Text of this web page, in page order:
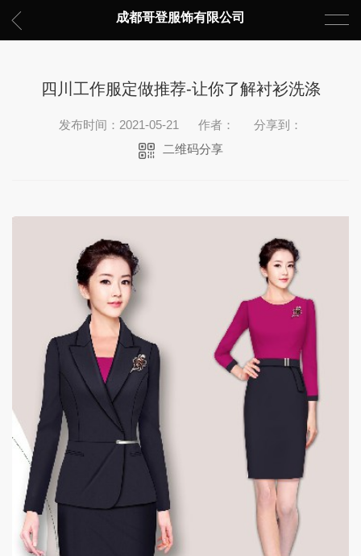
成都哥登服饰有限公司
四川工作服定做推荐-让你了解衬衫洗涤
发布时间：2021-05-21 作者：
分享到：
二维码分享